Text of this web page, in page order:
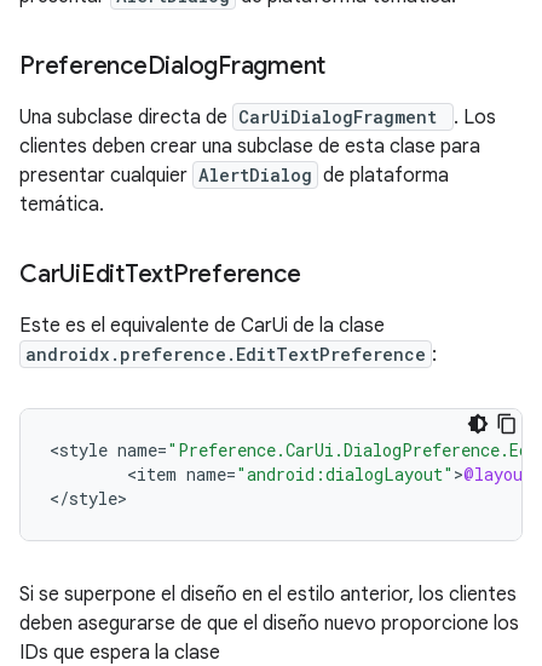
PreferenceDialogFragment
Una subclase directa de CarUiDialogFragment
. Los
clientes deben crear una subclase de esta clase para
presentar cualquier AlertDialog de plataforma
temática.
CarUiEditTextPreference
Este es el equivalente de CarUi de la clase
androidx.preference.EditTextPreference :
<style name=
<item name="android:dialogLayout" >@layout
</style>
Si se superpone el diseño en el estilo anterior, los clientes
deben asegurarse de que el diseño nuevo proporcione los
IDs que espera la clase